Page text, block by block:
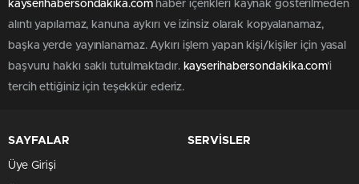
kayserihabersondakika.comhaber içerikleri kaynak gösterilmeden
alıntı yapılamaz, kanuna aykırı ve izinsiz olarak kopyalanamaz,
başka yerde yayınlanamaz. Aykırı işlem yapan kişi/kişiler için yasal
başvuru hakkı saklı tutulmaktadır. kayserihabersondakika.com'i
tercih ettiğiniz için teşekkür ederiz.
SAYFALAR
Üye Girişi
SERVİSLER